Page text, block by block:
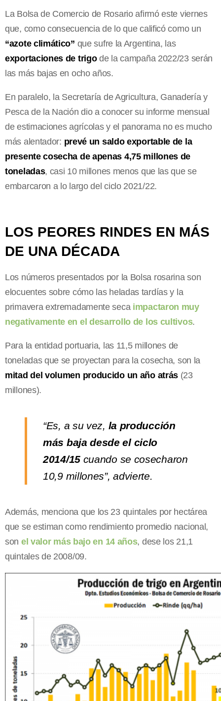
La Bolsa de Comercio de Rosario afirmó este viernes
que, como consecuencia de lo que calificó como un
“azote climático” que sufre la Argentina, las
exportaciones de trigode la campaña 2022/23 serán
las más bajas en ocho años.
En paralelo, la Secretaría de Agricultura, Ganadería y
Pesca de la Nación dio a conocer su informe mensual
de estimaciones agrícolas y el panorama no es mucho
más alentador: prevé un saldo exportable de la
presente cosecha de apenas 4,75 millones de
toneladas, casi 10 millones menos que las que se
embarcaron a lo largo del ciclo 2021/22.
LOS PEORES RINDES EN MÁS
DE UNA DÉCADA
Los números presentados por la Bolsa rosarina son
elocuentes sobre cómo las heladas tardías y la
primavera extremadamente seca impactaron muy
negativamente en el desarrollo de los cultivos.
Para la entidad portuaria, las 11,5 millones de
toneladas que se proyectan para la cosecha, son la
mitad del volumen producido un año atrás (23
millones).
“Es, a su vez, la producción
más baja desde el ciclo
2014/15cuando se cosecharon
10,9 millones”, advierte.
Además, menciona que los 23 quintales por hectárea
que se estiman como rendimiento promedio nacional,
son el valor más bajo en 14 años, dese los 21,1
quintales de 2008/09.